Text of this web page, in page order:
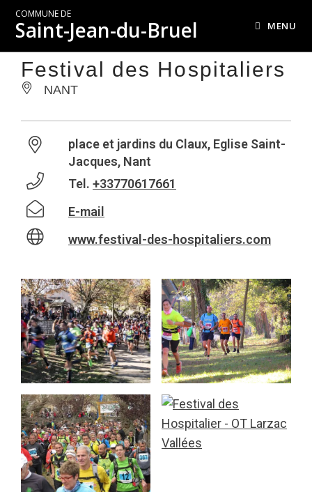
COMMUNE DE
Saint-Jean-du-Bruel MENU
Festival des Hospitaliers
NANT
place et jardins du Claux, Eglise Saint-
Jacques, Nant
Tel. +33770617661
E-mail
www.festival-des-hospitaliers.com